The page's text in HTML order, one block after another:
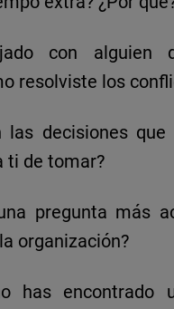
con alguien
resolviste los
las decisiones
ti de tomar?
pregunta más
organización?
has encontrado